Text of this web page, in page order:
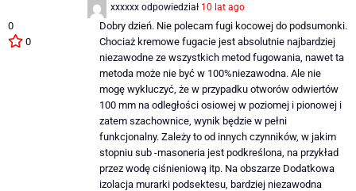
xxxxxxodpowiedział 10 lat ago
0
0
Dobry dzień. Nie polecam fugi kocowej do podsumonki.
Chociaż kremowe fugacie jest absolutnie najbardziej
niezawodne ze wszystkich metod fugowania, nawet ta
metoda może nie być w 100%niezawodna. Ale nie
mogę wykluczyć, że w przypadku otworów odwiertów
100 mm na odległości osiowej w poziomej i pionowej i
zatem szachownice, wynik będzie w pełni
funkcjonalny. Zależy to od innych czynników, w jakim
stopniu sub -masoneria jest podkreślona, ​​na przykład
przez wodę ciśnieniową itp. Na obszarze Dodatkowa
izolacja murarki podsektesu, bardziej niezawodna